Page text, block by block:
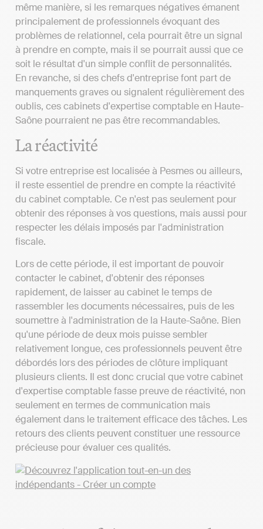
même manière, si les remarques négatives émanent
principalement de professionnels évoquant des
problèmes de relationnel, cela pourrait être un signal
à prendre en compte, mais il se pourrait aussi que ce
soit le résultat d'un simple conflit de personnalités.
En revanche, si des chefs d'entreprise font part de
manquements graves ou signalent régulièrement des
oublis, ces cabinets d'expertise comptable en Haute-
Saône pourraient ne pas être recommandables.
La réactivité
Si votre entreprise est localisée à Pesmes ou ailleurs,
il reste essentiel de prendre en compte la réactivité
du cabinet comptable. Ce n'est pas seulement pour
obtenir des réponses à vos questions, mais aussi pour
respecter les délais imposés par l'administration
fiscale.
Lors de cette période, il est important de pouvoir
contacter le cabinet, d'obtenir des réponses
rapidement, de laisser au cabinet le temps de
rassembler les documents nécessaires, puis de les
soumettre à l'administration de la Haute-Saône. Bien
qu'une période de deux mois puisse sembler
relativement longue, ces professionnels peuvent être
débordés lors des périodes de clôture impliquant
plusieurs clients. Il est donc crucial que votre cabinet
d'expertise comptable fasse preuve de réactivité, non
seulement en termes de communication mais
également dans le traitement efficace des tâches. Les
retours des clients peuvent constituer une ressource
précieuse pour évaluer ces qualités.